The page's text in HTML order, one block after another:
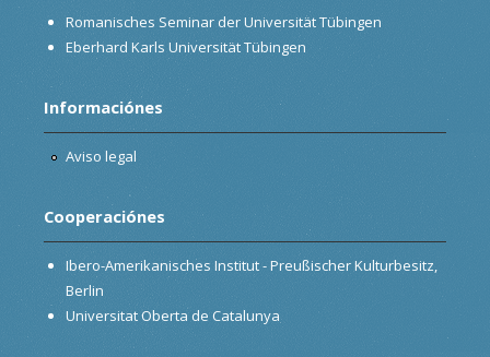
Romanisches Seminar der Universität Tübingen
Eberhard Karls Universität Tübingen
Informaciónes
Aviso legal
Cooperaciónes
Ibero-Amerikanisches Institut - Preußischer Kulturbesitz,
Berlin
Universitat Oberta de Catalunya